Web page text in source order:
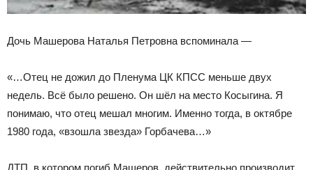
Дочь Машерова Наталья Петровна вспоминала —
«…Отец не дожил до Пленума ЦК КПСС меньше двух
недель. Всё было решено. Он шёл на место Косыгина. Я
понимаю, что отец мешал многим. Именно тогда, в октябре
1980 года, «взошла звезда» Горбачева…»
ДТП, в котором погиб Машеров, действительно производит